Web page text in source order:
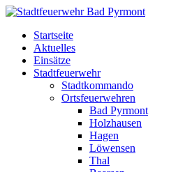
Startseite
Aktuelles
Einsätze
Stadtfeuerwehr
Stadtkommando
Ortsfeuerwehren
Bad Pyrmont
Holzhausen
Hagen
Löwensen
Thal